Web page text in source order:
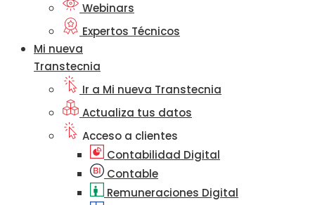
Webinars
Expertos Técnicos
Mi nueva
Transtecnia
Ir a Mi nueva Transtecnia
Actualiza tus datos
Acceso a clientes
Contabilidad Digital
Contable
Remuneraciones Digital